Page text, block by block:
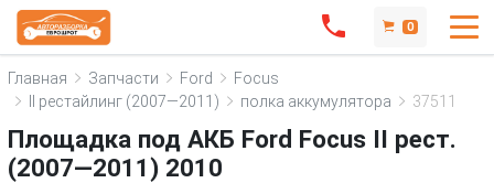
0
Главная Запчасти Ford
Focus
II рестайлинг (2007—2011)
полка аккумулятора 37511
Площадка под АКБ Ford Focus II рест.
(2007—2011) 2010